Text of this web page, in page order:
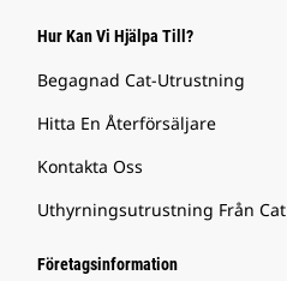
Hur Kan Vi Hjälpa Till?
Begagnad Cat-Utrustning
Hitta En Återförsäljare
Kontakta Oss
Uthyrningsutrustning Från Cat
Företagsinformation